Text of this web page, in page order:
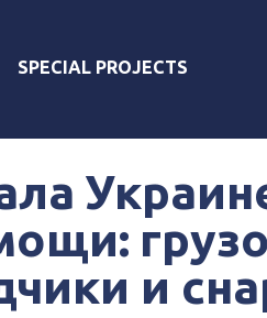
SPECIAL PROJECTS
и